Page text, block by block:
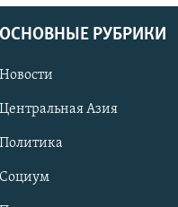
ОСНОВНЫЕ РУБРИКИ
Новости
Центральная Азия
Политика
Социум